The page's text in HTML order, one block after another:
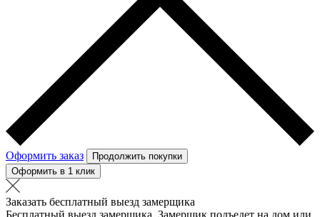
Оформить заказ
Продолжить покупки
Оформить в 1 клик
Заказать бесплатный выезд замерщика
Бесплатный выезд замерщика. Замерщик подъедет на дом или